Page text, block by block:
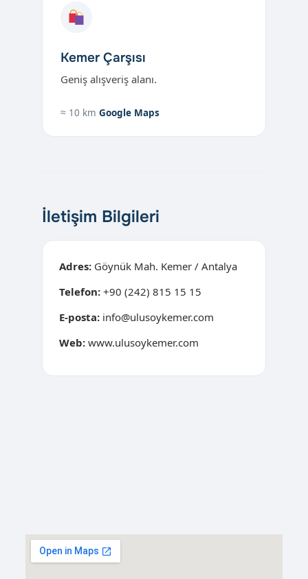
Kemer Çarşısı
Geniş alışveriş alanı.
≈ 10 km Google Maps
İletişim Bilgileri
Adres:Göynük Mah. Kemer / Antalya
Telefon:+90 (242) 815 15 15
E-posta:info@ulusoykemer.com
Web:www.ulusoykemer.com